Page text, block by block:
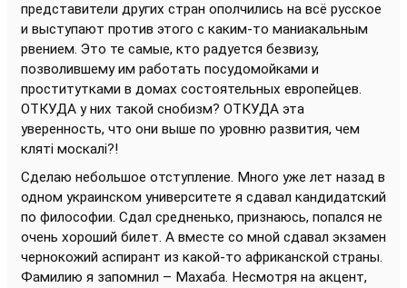
представители других стран ополчились на всё русское
и выступают против этого с каким-то маниакальным
рвением. Это те самые, кто радуется безвизу,
позволившему им работать посудомойками и
проститутками в домах состоятельных европейцев.
ОТКУДА у них такой снобизм? ОТКУДА эта
уверенность, что они выше по уровню развития, чем
клятi москалi?!
Сделаю небольшое отступление. Много уже лет назад в
одном украинском университете я сдавал кандидатский
по философии. Сдал средненько, признаюсь, попался не
очень хороший билет. А вместе со мной сдавал экзамен
чернокожий аспирант из какой-то африканской страны.
Фамилию я запомнил – Махаба. Несмотря на акцент,